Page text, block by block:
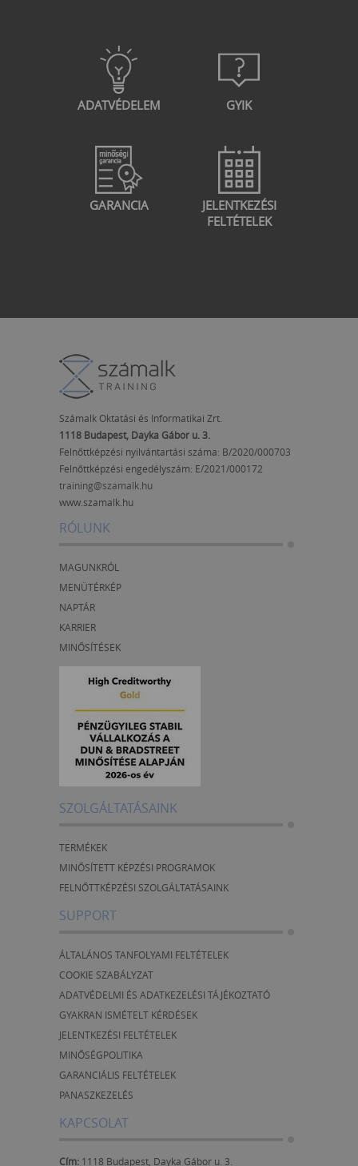
ADATVÉDELEM GYIK
GARANCIA
JELENTKEZÉSI
FELTÉTELEK
Számalk Oktatási és Informatikai Zrt.
1118 Budapest, Dayka Gábor u. 3.
Felnőttképzési nyilvántartási száma: B/2020/000703
Felnőttképzési engedélyszám: E/2021/000172
training@szamalk.hu
www.szamalk.hu
RÓLUNK
MAGUNKRÓL
MENÜTÉRKÉP
NAPTÁR
KARRIER
MINŐSÍTÉSEK
SZOLGÁLTATÁSAINK
TERMÉKEK
MINŐSÍTETT KÉPZÉSI PROGRAMOK
FELNŐTTKÉPZÉSI SZOLGÁLTATÁSAINK
SUPPORT
ÁLTALÁNOS TANFOLYAMI FELTÉTELEK
COOKIE SZABÁLYZAT
ADATVÉDELMI ÉS ADATKEZELÉSI TÁJÉKOZTATÓ
GYAKRAN ISMÉTELT KÉRDÉSEK
JELENTKEZÉSI FELTÉTELEK
MINŐSÉGPOLITIKA
GARANCIÁLIS FELTÉTELEK
PANASZKEZELÉS
KAPCSOLAT
Cím: 1118 Budapest, Dayka Gábor u. 3.